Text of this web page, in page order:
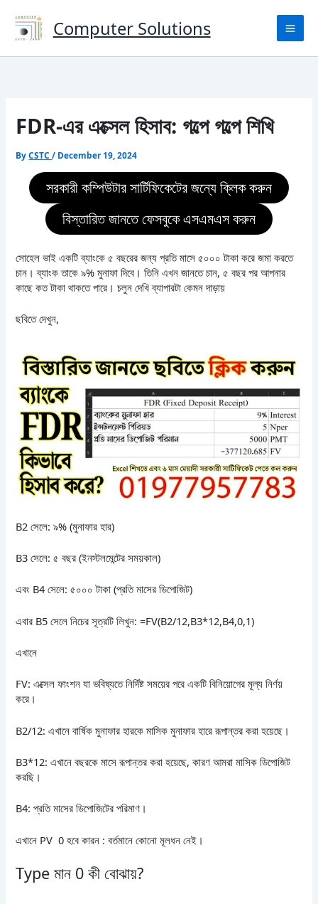
content
Computer Solutions
FDR-এর এক্সেল হিসাব: গল্পে গল্পে শিখি
ByCSTC/ December 19, 2024
সরকারী কম্পিউটার সার্টিফিকেটের জন্যে ক্লিক করুন
বিস্তারিত জানতে ফেসবুকে এসএমএস করুন
সোহেল ভাই একটি ব্যাংকে ৫ বছরের জন্য প্রতি মাসে ৫০০০ টাকা করে জমা করতে
চান। ব্যাংক তাকে ৯% মুনাফা দিবে। তিনি এখন জানতে চান, ৫ বছর পর আপনার
কাছে কত টাকা থাকতে পারে। চলুন দেখি ব্যাপারটা কেমন দাড়ায়
ছবিতে দেখুন,
B2 সেলে: ৯% (মুনাফার হার)
B3 সেলে: ৫ বছর (ইনস্টলমেন্টের সময়কাল)
এবং B4 সেলে: ৫০০০ টাকা (প্রতি মাসের ডিপোজিট)
এবার B5 সেলে নিচের সূত্রটি লিখুন: =FV(B2/12,B3*12,B4,0,1)
এখানে
FV: এক্সেল ফাংশন যা ভবিষ্যতে নির্দিষ্ট সময়ের পরে একটি বিনিয়োগের মূল্য নির্ণয়
করে।
B2/12: এখানে বার্ষিক মুনাফার হারকে মাসিক মুনাফার হারে রূপান্তর করা হয়েছে।
B3*12: এখানে বছরকে মাসে রূপান্তর করা হয়েছে, কারণ আমরা মাসিক ডিপোজিট
করছি।
B4: প্রতি মাসের ডিপোজিটের পরিমাণ।
এখানে PV 0 হবে কারন : বর্তমানে কোনো মূলধন নেই।
Type মান 0 কী বোঝায়?